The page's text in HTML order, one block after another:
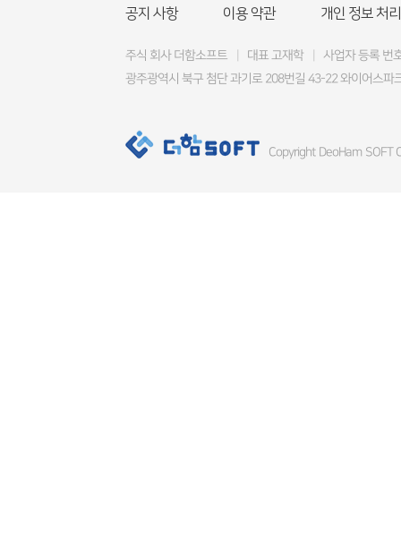
공지 사항 이용 약관 개인 정보 처
주식 회사 더함소프트 대표 고재학 사업자 등록 번
광주광역시 북구 첨단 과기로 208번길 43-22 와이어스파
Copyright DeoHam SOFT